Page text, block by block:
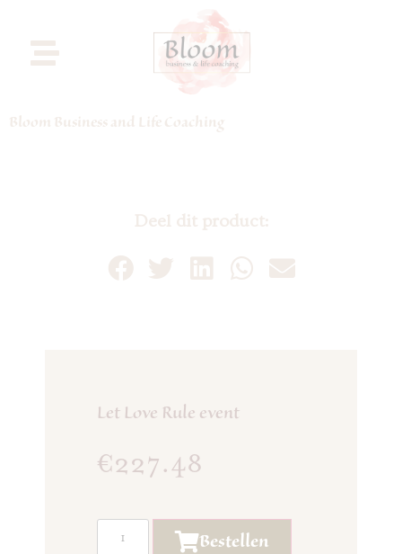
Bloom Business and Life Coaching
Deel dit product:
Let Love Rule event
€227.48
Bestellen